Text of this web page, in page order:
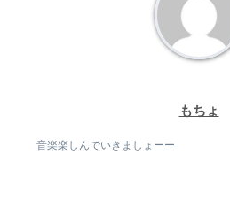
もちょ
音楽楽しんでいきましょーー